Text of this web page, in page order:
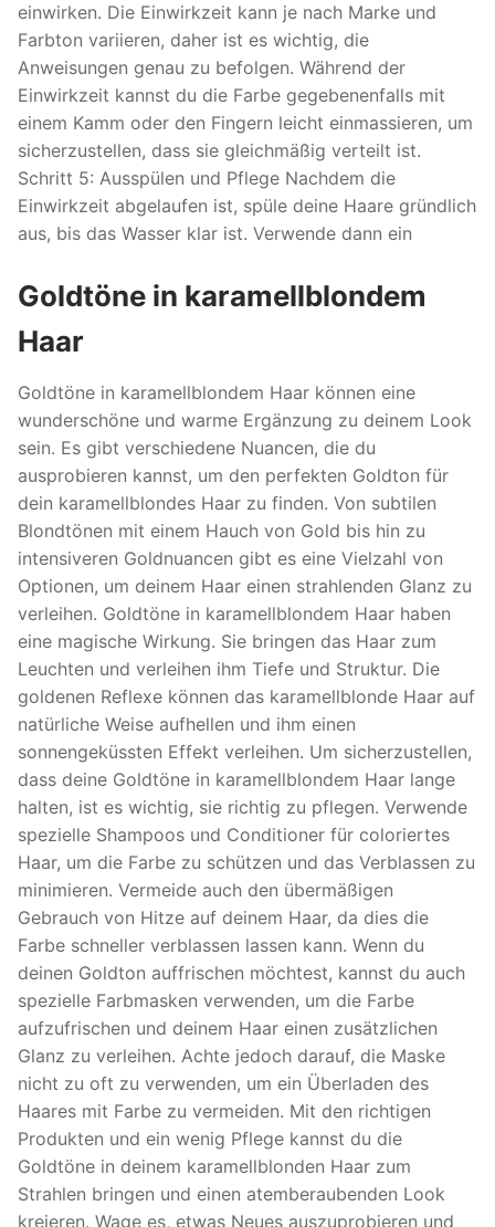
einwirken. Die Einwirkzeit kann je nach Marke und
Farbton variieren, daher ist es wichtig, die
Anweisungen genau zu befolgen. Während der
Einwirkzeit kannst du die Farbe gegebenenfalls mit
einem Kamm oder den Fingern leicht einmassieren, um
sicherzustellen, dass sie gleichmäßig verteilt ist.
Schritt 5: Ausspülen und Pflege Nachdem die
Einwirkzeit abgelaufen ist, spüle deine Haare gründlich
aus, bis das Wasser klar ist. Verwende dann ein
Goldtöne in karamellblondem
Haar
Goldtöne in karamellblondem Haar können eine
wunderschöne und warme Ergänzung zu deinem Look
sein. Es gibt verschiedene Nuancen, die du
ausprobieren kannst, um den perfekten Goldton für
dein karamellblondes Haar zu finden. Von subtilen
Blondtönen mit einem Hauch von Gold bis hin zu
intensiveren Goldnuancen gibt es eine Vielzahl von
Optionen, um deinem Haar einen strahlenden Glanz zu
verleihen. Goldtöne in karamellblondem Haar haben
eine magische Wirkung. Sie bringen das Haar zum
Leuchten und verleihen ihm Tiefe und Struktur. Die
goldenen Reflexe können das karamellblonde Haar auf
natürliche Weise aufhellen und ihm einen
sonnengeküssten Effekt verleihen. Um sicherzustellen,
dass deine Goldtöne in karamellblondem Haar lange
halten, ist es wichtig, sie richtig zu pflegen. Verwende
spezielle Shampoos und Conditioner für coloriertes
Haar, um die Farbe zu schützen und das Verblassen zu
minimieren. Vermeide auch den übermäßigen
Gebrauch von Hitze auf deinem Haar, da dies die
Farbe schneller verblassen lassen kann. Wenn du
deinen Goldton auffrischen möchtest, kannst du auch
spezielle Farbmasken verwenden, um die Farbe
aufzufrischen und deinem Haar einen zusätzlichen
Glanz zu verleihen. Achte jedoch darauf, die Maske
nicht zu oft zu verwenden, um ein Überladen des
Haares mit Farbe zu vermeiden. Mit den richtigen
Produkten und ein wenig Pflege kannst du die
Goldtöne in deinem karamellblonden Haar zum
Strahlen bringen und einen atemberaubenden Look
kreieren. Wage es, etwas Neues auszuprobieren und